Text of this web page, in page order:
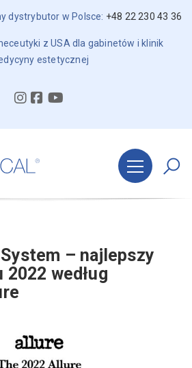
dystrybutor w Polsce: +48 22 230 43 36
z USA dla gabinetów i klinik
estetycznej
– najlepszy
według